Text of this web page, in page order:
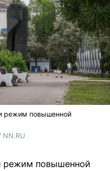
режим повышенной
NN.RU
режим повышенной